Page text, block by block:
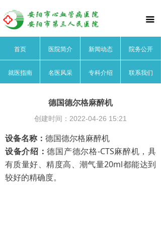
끀
首页
医院领导
院务公开
就医指南
首页 医院简介 新闻动态 院务公开
就医指南 名医风采 专科介绍 联系我们
德国德尔格麻醉机
设备名称： 德国德尔格麻醉机
设备介绍：德国产德尔格-CTS麻醉机，具
有质量好、精度高、潮气量20ml都能达到
较好的精确度。
创建时间： 2022-04-26 15:21